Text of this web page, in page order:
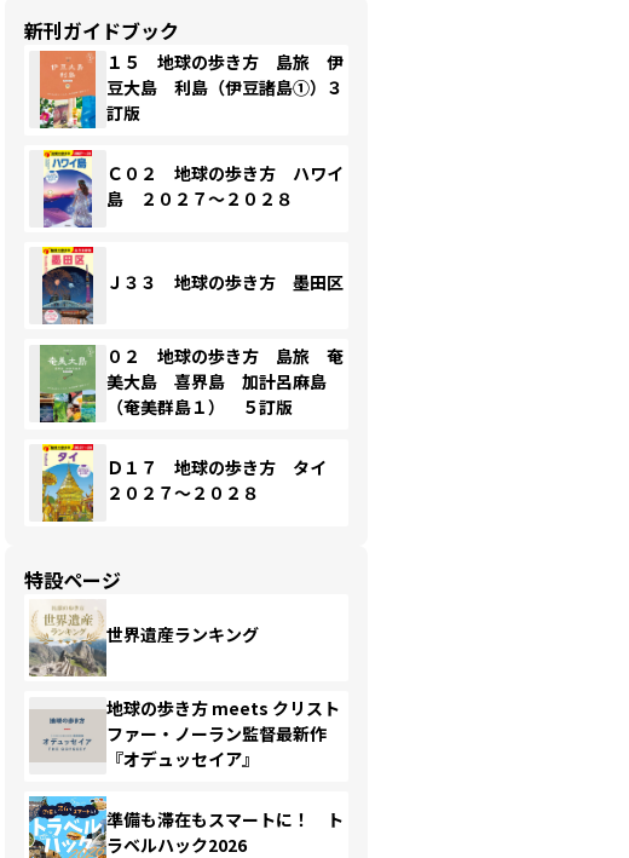
新刊ガイドブック
１５ 地球の歩き方 島旅 伊
豆大島 利島（伊豆諸島①）３
訂版
Ｃ０２ 地球の歩き方 ハワイ
島 ２０２７～２０２８
Ｊ３３ 地球の歩き方 墨田区
０２ 地球の歩き方 島旅 奄
美大島 喜界島 加計呂麻島
（奄美群島１） ５訂版
Ｄ１７ 地球の歩き方 タイ
２０２７～２０２８
特設ページ
世界遺産ランキング
地球の歩き方 meets クリスト
ファー・ノーラン監督最新作
『オデュッセイア』
準備も滞在もスマートに！ ト
ラベルハック2026